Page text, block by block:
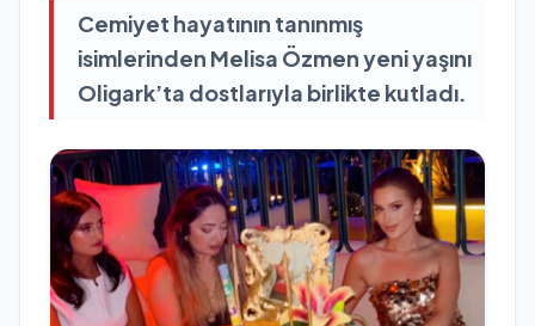
Cemiyet hayatının tanınmış
isimlerinden Melisa Özmen yeni yaşını
Oligark’ta dostlarıyla birlikte kutladı.